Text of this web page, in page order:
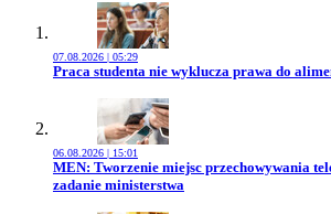
07.08.2026 | 05:29
Przejdź do artykułu:
Praca studenta nie wyklucza prawa do
06.08.2026 | 15:01
Przejdź do artykułu:
MEN: Tworzenie miejsc przechowywania
zadanie ministerstwa